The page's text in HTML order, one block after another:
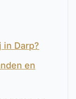
in Darp?
en